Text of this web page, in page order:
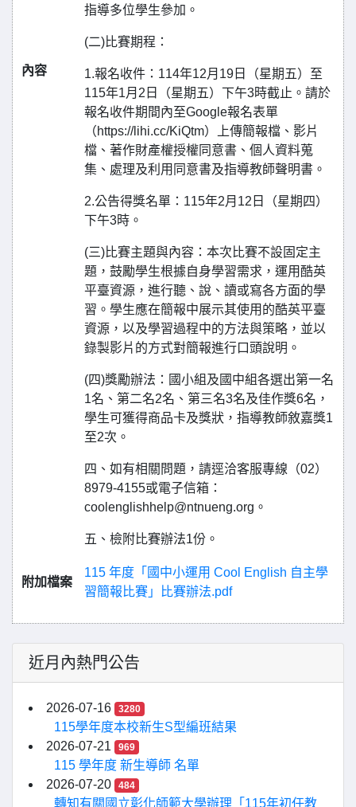
內容
指導多位學生參加。
(二)比賽期程：
1.報名收件：114年12月19日（星期五）至
115年1月2日（星期五）下午3時截止。請於
報名收件期間內至Google報名表單
（https://lihi.cc/KiQtm）上傳簡報檔、影片
檔、著作財產權授權同意書、個人資料蒐
集、處理及利用同意書及指導教師聲明書。
2.公告得獎名單：115年2月12日（星期四）
下午3時。
(三)比賽主題與內容：本次比賽不設固定主
題，鼓勵學生根據自身學習需求，運用酷英
平臺資源，進行聽、說、讀或寫各方面的學
習。學生應在簡報中展示其使用的酷英平臺
資源，以及學習過程中的方法與策略，並以
錄製影片的方式對簡報進行口頭說明。
(四)獎勵辦法：國小組及國中組各選出第一名
1名、第二名2名、第三名3名及佳作獎6名，
學生可獲得商品卡及獎狀，指導教師敘嘉獎1
至2次。
四、如有相關問題，請逕洽客服專線（02）
8979-4155或電子信箱：
coolenglishhelp@ntnueng.org。
五、檢附比賽辦法1份。
附加檔案
115 年度「國中小運用 Cool English 自主學
習簡報比賽」比賽辦法.pdf
近月內熱門公告
2026-07-16 3280
115學年度本校新生S型編班結果
2026-07-21
969
115 學年度 新生導師 名單
2026-07-20
484
轉知有關國立彰化師範大學辦理「115年初任教